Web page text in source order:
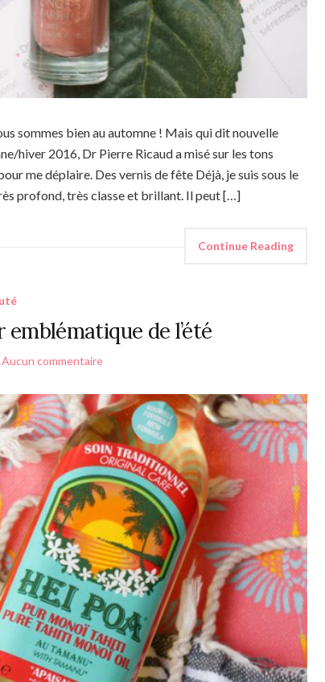
sommes bien au automne ! Mais qui dit nouvelle
hiver 2016, Dr Pierre Ricaud a misé sur les tons
me déplaire. Des vernis de fête Déjà, je suis sous le
profond, très classe et brillant. Il peut […]
Continue Reading
de l’été
Aucun commentaire